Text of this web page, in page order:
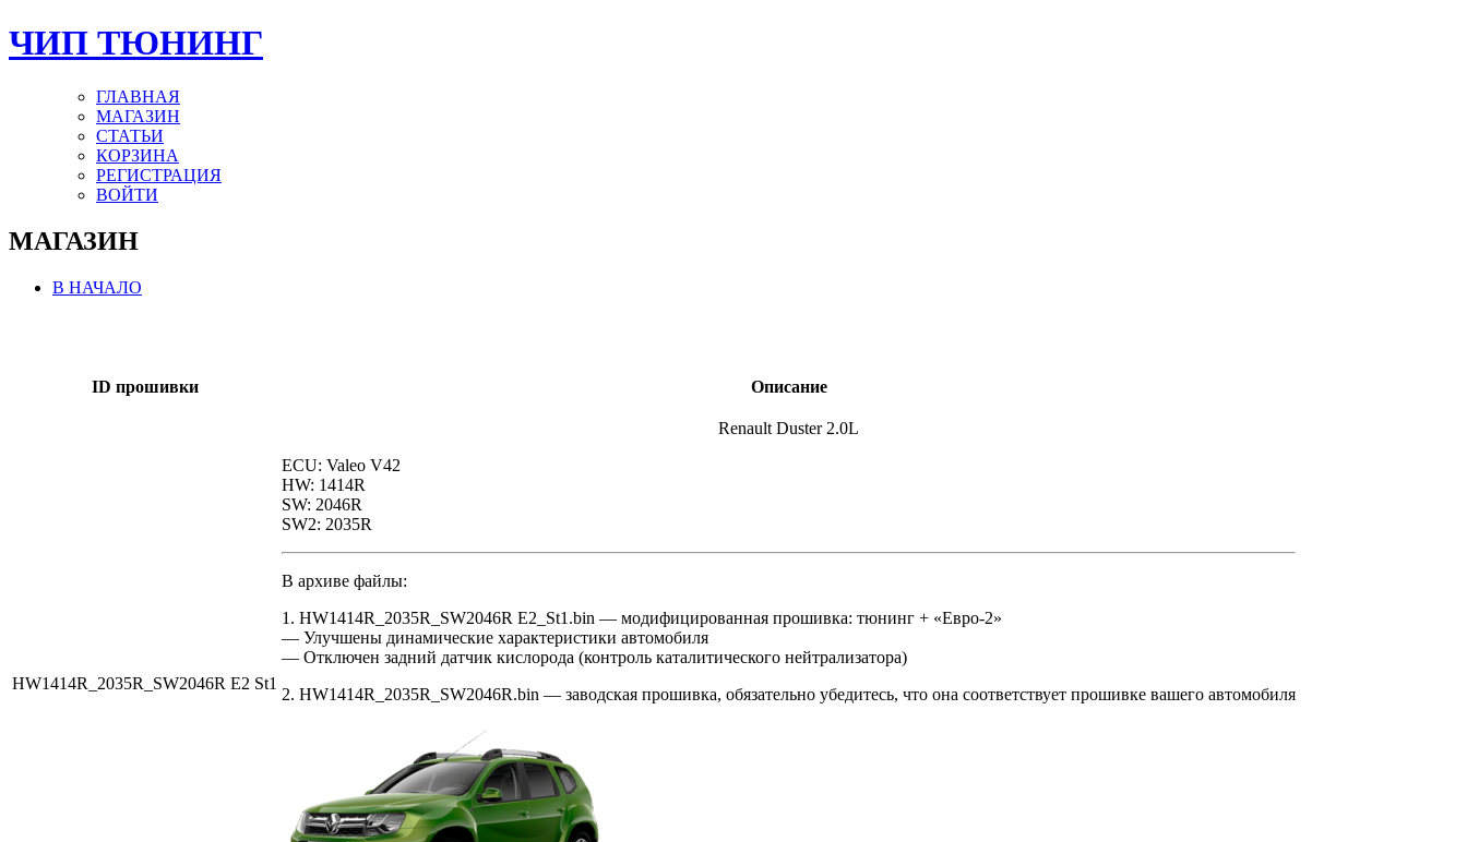
ЧИП ТЮНИНГ
ГЛАВНАЯ
МАГАЗИН
СТАТЬИ
КОРЗИНА
РЕГИСТРАЦИЯ
ВОЙТИ
МАГАЗИН
В НАЧАЛО
ID прошивки Описание
HW1414R_2035R_SW2046R E2 St1
Renault Duster 2.0L
ECU: Valeo V42
HW: 1414R
SW: 2046R
SW2: 2035R
В архиве файлы:
1. HW1414R_2035R_SW2046R E2_St1.bin — модифицированная прошивка: тюнинг + «Евро-2»
— Улучшены динамические характеристики автомобиля
— Отключен задний датчик кислорода (контроль каталитического нейтрализатора)
2. HW1414R_2035R_SW2046R.bin — заводская прошивка, обязательно убедитесь, что она соответствует прошивке вашего автомобиля